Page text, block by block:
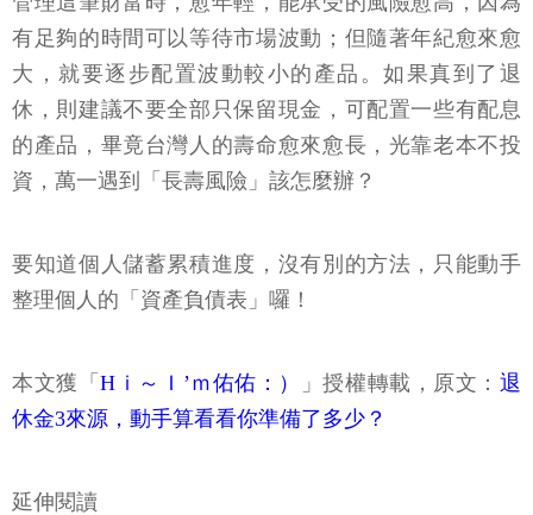
有足夠的時間可以等待市場波動；但隨著年紀愈來愈
大，就要逐步配置波動較小的產品。如果真到了退
休，則建議不要全部只保留現金，可配置一些有配息
的產品，畢竟台灣人的壽命愈來愈長，光靠老本不投
資，萬一遇到「長壽風險」該怎麼辦？
要知道個人儲蓄累積進度，沒有別的方法，只能動手
整理個人的「資產負債表」囉！
本文獲「Hｉ～Ｉ’ｍ佑佑：） 」授權轉載，原文：退
休金3來源，動手算看看你準備了多少？
延伸閱讀